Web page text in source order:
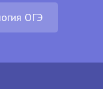
ОГЭ